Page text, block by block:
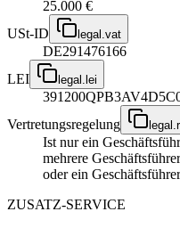
25.000 €
USt-ID
legal.vat
DE291476166
LEI
legal.lei
Vertretungsregelung
Ist nur ein
mehrere
oder ein
ZUSATZ-SERVICE